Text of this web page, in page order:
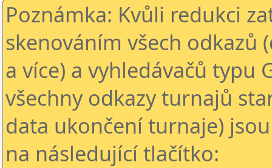
Poznámka: Kvůli redukci
skenováním všech odkazů
a více) a vyhledávačů typu
všechny odkazy turnajů
data ukončení turnaje)
na následující tlačítko: